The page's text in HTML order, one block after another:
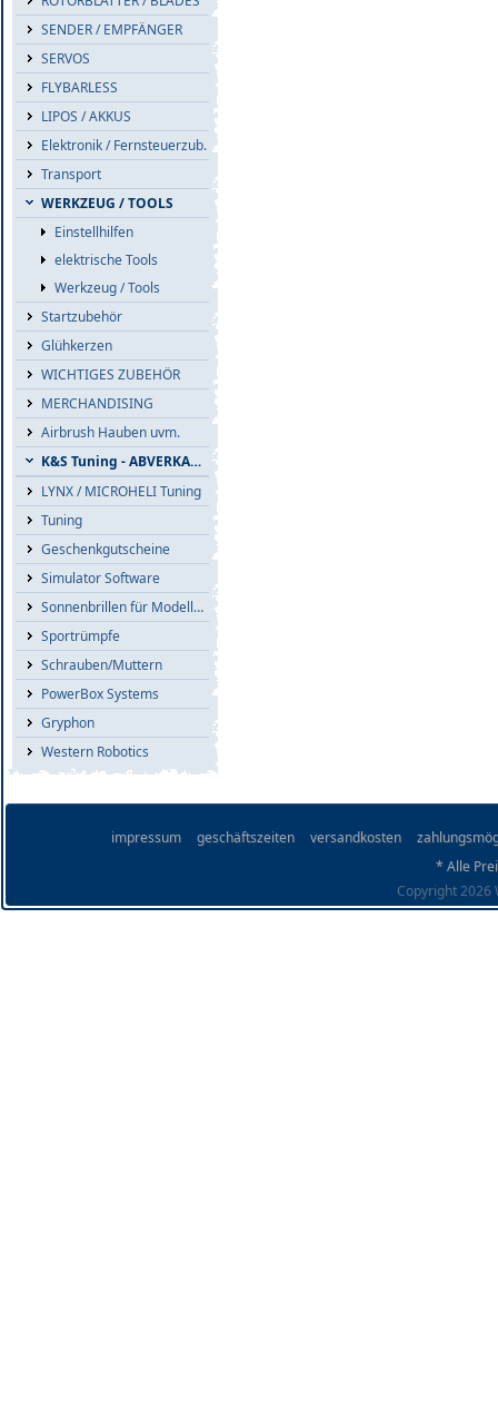
SENDER / EMPFÄNGER
SERVOS
FLYBARLESS
LIPOS / AKKUS
Elektronik / Fernsteuerzub.
Transport
WERKZEUG / TOOLS
Einstellhilfen
elektrische Tools
Werkzeug / Tools
Startzubehör
Glühkerzen
WICHTIGES ZUBEHÖR
MERCHANDISING
Airbrush Hauben uvm.
K&S Tuning - ABVERKAUF
LYNX / MICROHELI Tuning
Tuning
Geschenkgutscheine
Simulator Software
Sonnenbrillen für Modellflieger
Sportrümpfe
Schrauben/Muttern
PowerBox Systems
Gryphon
Western Robotics
impressum geschäftszeiten versandkosten
* Alle
Copyright 2026